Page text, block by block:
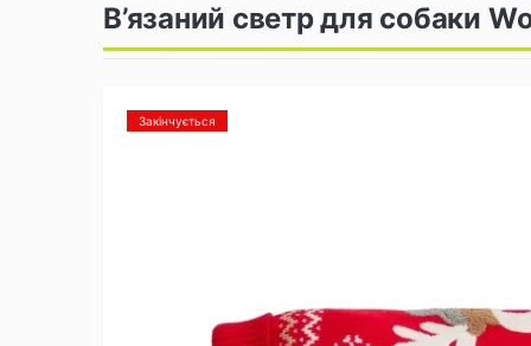
В’язаний светр для собаки
Закінчується